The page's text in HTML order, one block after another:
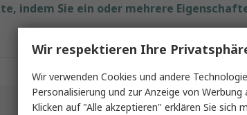
indem Sie ein oder mehrere
Eigenschaft Wert
Marke
Produkt Typ LED-
Wir respektieren Ihre
Wir verwenden Cookies und andere
Personalisierung und zur Anzeige von
Klicken auf "Alle akzeptieren" erklären Sie sich